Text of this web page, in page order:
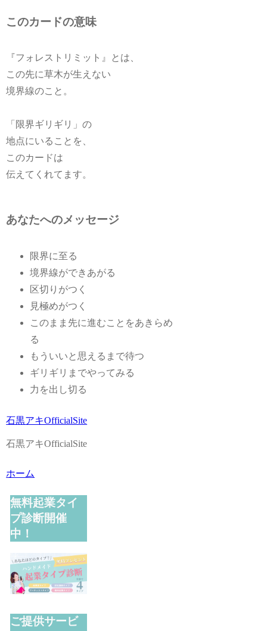
このカードの意味
『フォレストリミット』とは、
この先に草木が生えない
境界線のこと。
「限界ギリギリ」の
地点にいることを、
このカードは
伝えてくれてます。
あなたへのメッセージ
限界に至る
境界線ができあがる
区切りがつく
見極めがつく
このまま先に進むことをあきらめ
る
もういいと思えるまで待つ
ギリギリまでやってみる
力を出し切る
石黒アキOfficialSite
石黒アキOfficialSite
ホーム
無料起業タイ
プ診断開催
中！
ご提供サービ